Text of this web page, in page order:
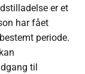
er et
har fået
periode.
til